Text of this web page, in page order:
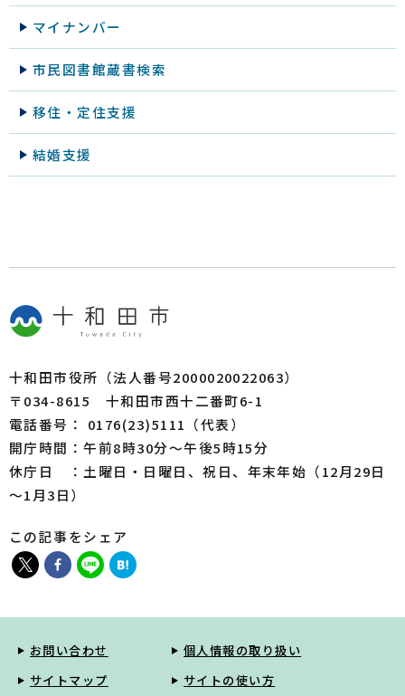
マイナンバー
市民図書館蔵書検索
移住・定住支援
結婚支援
十和田市役所（法人番号2000020022063）
〒034-8615 十和田市西十二番町6-1
電話番号： 0176(23)5111（代表）
開庁時間：午前8時30分～午後5時15分
休庁日 ：土曜日・日曜日、祝日、年末年始（12月29日
～1月3日）
この記事をシェア
お問い合わせ
個人情報の取り扱い
サイトマップ
サイトの使い方